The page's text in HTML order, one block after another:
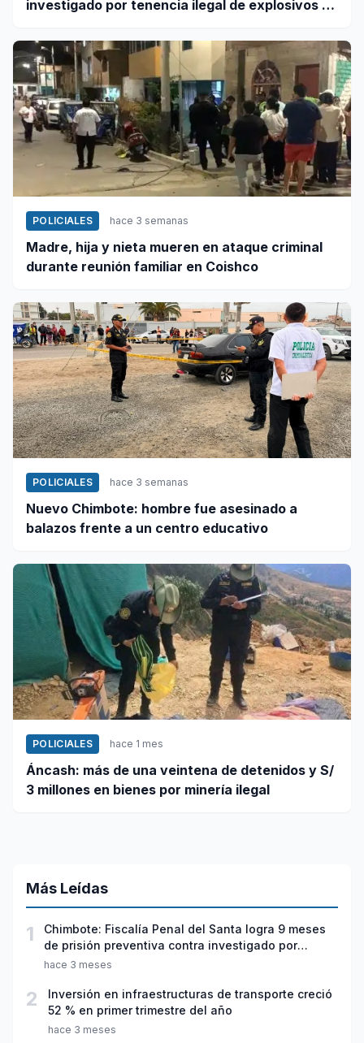
investigado por tenencia ilegal de explosivos en
POLICIALES hace 3 semanas
Madre, hija y nieta mueren en ataque criminal
durante reunión familiar en Coishco
POLICIALES hace 3 semanas
Nuevo Chimbote: hombre fue asesinado a
balazos frente a un centro educativo
POLICIALES hace 1 mes
Áncash: más de una veintena de detenidos y S/
3 millones en bienes por minería ilegal
Más Leídas
1
Chimbote: Fiscalía Penal del Santa logra 9 meses
de prisión preventiva contra investigado por
violación sexual y tentativa de feminicidio
hace 3 meses
2
Inversión en infraestructuras de transporte creció
52 % en primer trimestre del año
hace 3 meses